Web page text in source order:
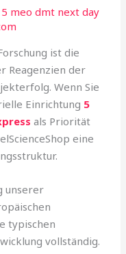
meo dmt next day
ist die
Reagenzien der
Wenn Sie
Einrichtung 5
als Priorität
eine
unserer
typischen
vollständig.